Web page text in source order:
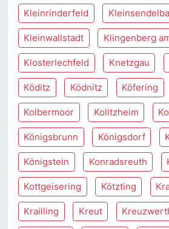
Kleinrinderfeld
Kleinwallstadt Klingenberg
Klosterlechfeld Knetzgau
Köditz Ködnitz Köfering
Kolbermoor Kolitzheim
Königsbrunn Königsdorf
Königstein Konradsreuth
Kottgeisering Kötzting
Krailling Kreut